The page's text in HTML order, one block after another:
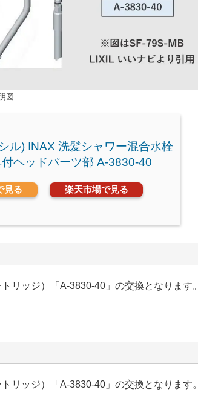
図
ル) INAX 洗髪シャワー混合水栓
ヘッドパーツ部 A-3830-40
見る 楽天市場で見る
リッジ）「A-3830-40」の交換となります。
リッジ）「A-3830-40」の交換となります。